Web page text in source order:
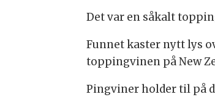
Det var en såkalt
Funnet kaster nytt lys
toppingvinen på New
Pingviner holder til på